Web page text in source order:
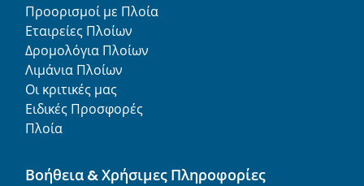
Προορισμοί με Πλοία
Εταιρείες Πλοίων
Δρομολόγια Πλοίων
Λιμάνια Πλοίων
Οι κριτικές μας
Ειδικές Προσφορές
Πλοία
Βοήθεια & Χρήσιμες Πληροφορίες